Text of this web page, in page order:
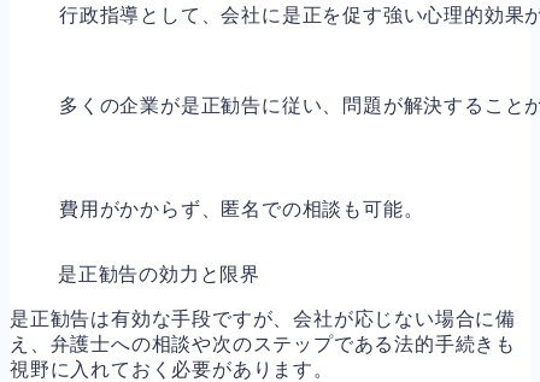
行政指導として、会社に是正を促す強い心理的効果
多くの企業が是正勧告に従い、問題が解決すること
費用がかからず、匿名での相談も可能。
是正勧告の効力と限界
是正勧告は有効な手段ですが、会社が応じない場合に備
え、弁護士への相談や次のステップである法的手続きも
視野に入れておく必要があります。